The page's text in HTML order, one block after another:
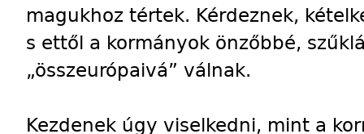
magukhoz tértek. Kérdeznek,
s ettől a kormányok önzőbbé,
„összeurópaivá” válnak.
Kezdenek úgy viselkedni, mint a